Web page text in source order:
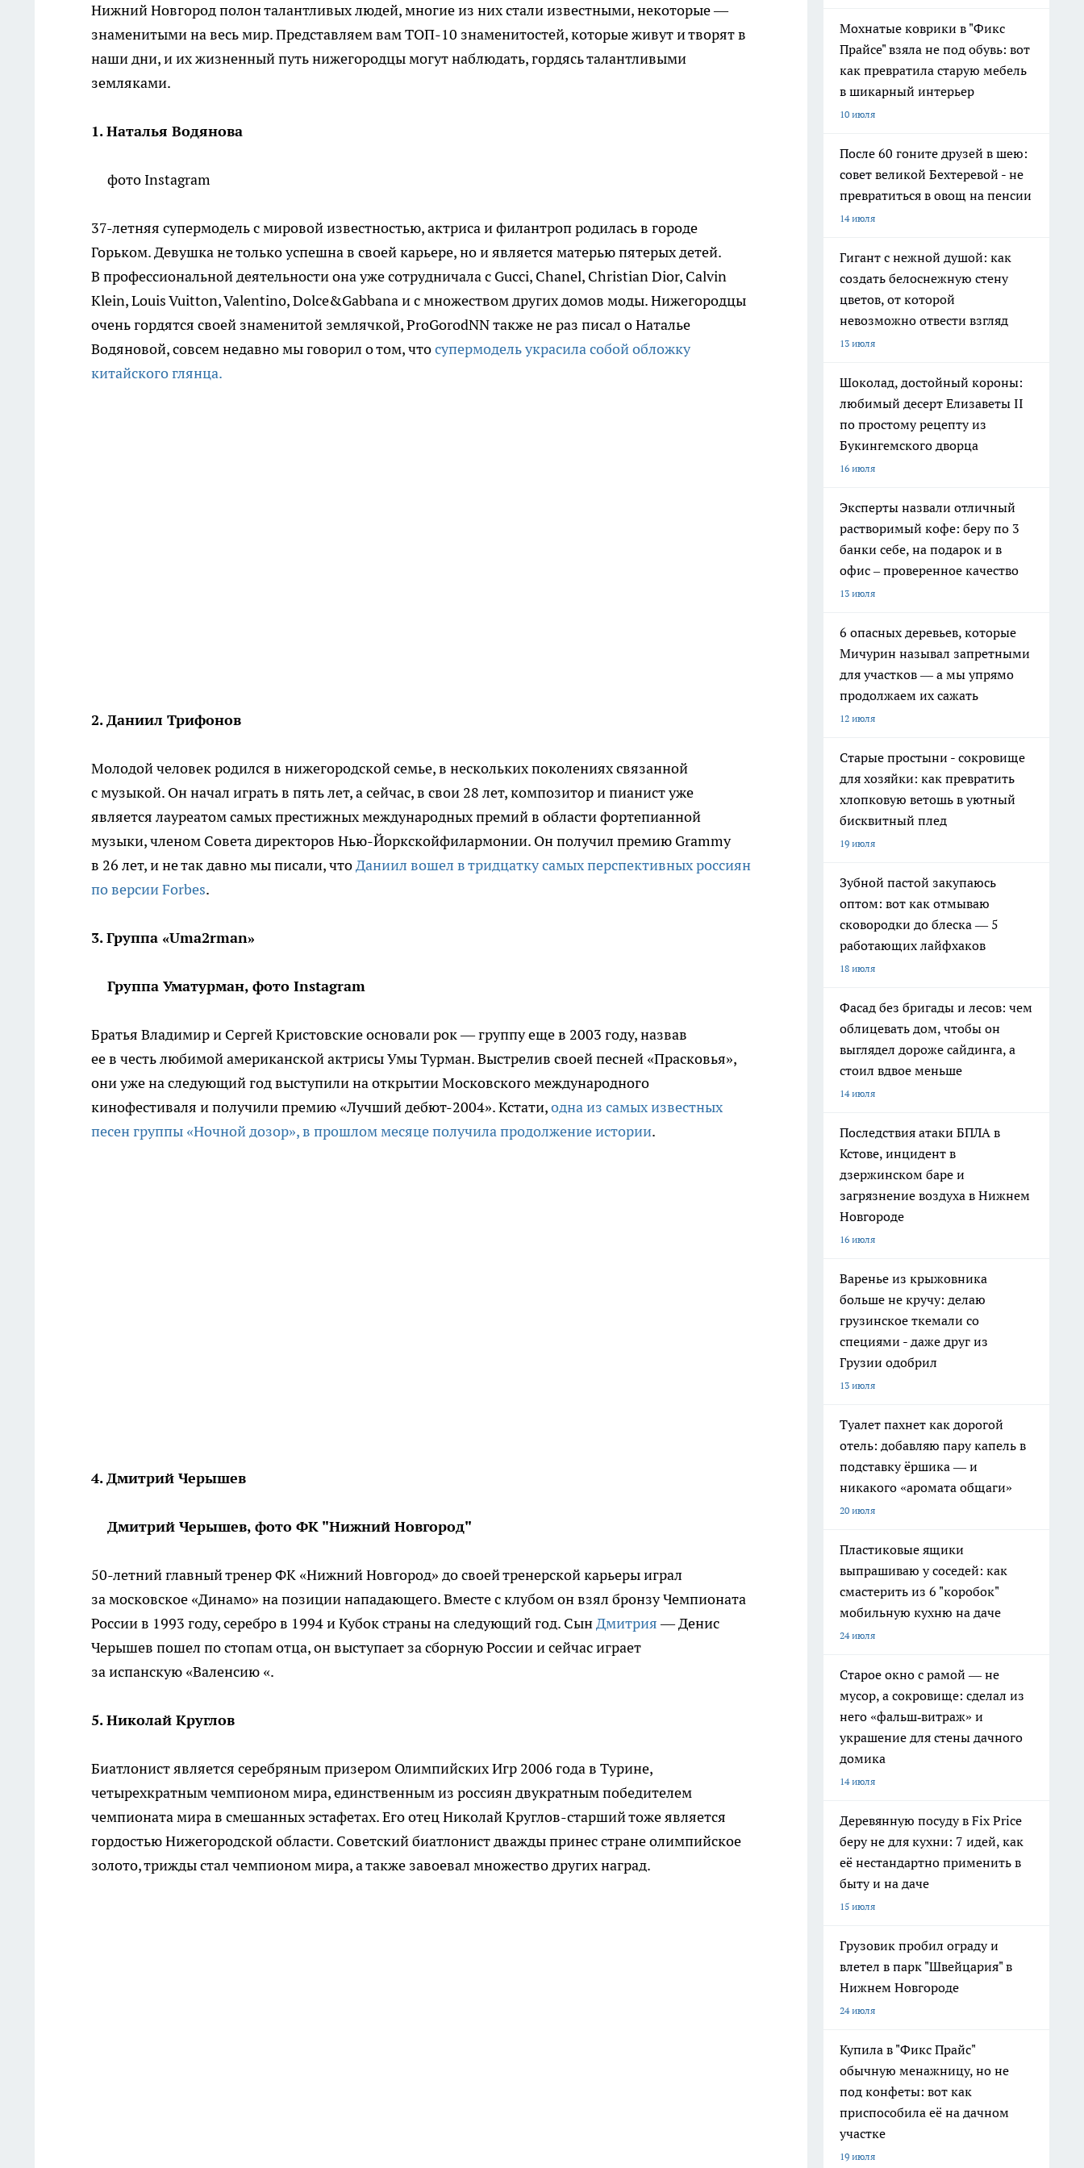
Нижний Новгород полон талантливых людей, многие из них стали известными, некоторые —
знаменитыми на весь мир. Представляем вам ТОП-10 знаменитостей, которые живут и творят в
наши дни, и их жизненный путь нижегородцы могут наблюдать, гордясь талантливыми
земляками.
1. Наталья Водянова
фото Instagram
37-летняя супермодель с мировой известностью, актриса и филантроп родилась в городе
Горьком. Девушка не только успешна в своей карьере, но и является матерью пятерых детей.
В профессиональной деятельности она уже сотрудничала с Gucci, Chanel, Christian Dior, Calvin
Klein, Louis Vuitton, Valentino, Dolce&Gabbana и с множеством других домов моды. Нижегородцы
очень гордятся своей знаменитой землячкой, ProGorodNN также не раз писал о Наталье
Водяновой, совсем недавно мы говорил о том, чтосупермодель украсила собой обложку
китайского глянца.
2. Даниил Трифонов
Молодой человек родился в нижегородской семье, в нескольких поколениях связанной
с музыкой. Он начал играть в пять лет, а сейчас, в свои 28 лет, композитор и пианист уже
является лауреатом самых престижных международных премий в области фортепианной
музыки, членом Совета директоров Нью-Йоркскойфилармонии. Он получил премию Grammy
в 26 лет, и не так давно мы писали, чтоДаниил вошел в тридцатку самых перспективных россиян
по версии Forbes.
3. Группа «Uma2rman»
Группа Уматурман, фото Instagram
Братья Владимир и Сергей Кристовские основали рок — группу еще в 2003 году, назвав
ее в честь любимой американской актрисы Умы Турман. Выстрелив своей песней «Прасковья»,
они уже на следующий год выступили на открытии Московского международного
кинофестиваля и получили премию «Лучший дебют-2004». Кстати,одна из самых известных
песен группы «Ночной дозор», в прошлом месяце получила продолжение истории.
4. Дмитрий Черышев
Дмитрий Черышев, фото ФК "Нижний Новгород"
50-летний главный тренер ФК «Нижний Новгород» до своей тренерской карьеры играл
за московское «Динамо» на позиции нападающего. Вместе с клубом он взял бронзу Чемпионата
России в 1993 году, серебро в 1994 и Кубок страны на следующий год. СынДмитрия— Денис
Черышев пошел по стопам отца, он выступает за сборную России и сейчас играет
за испанскую «Валенсию «.
5. Николай Круглов
Биатлонист является серебряным призером Олимпийских Игр 2006 года в Турине,
четырехкратным чемпионом мира, единственным из россиян двукратным победителем
чемпионата мира в смешанных эстафетах. Его отец Николай Круглов-старший тоже является
гордостью Нижегородской области. Советский биатлонист дважды принес стране олимпийское
золото, трижды стал чемпионом мира, а также завоевал множество других наград.
Мохнатые коврики в "Фикс
Прайсе" взяла не под обувь: вот
как превратила старую мебель
в шикарный интерьер
10 июля
После 60 гоните друзей в шею:
совет великой Бехтеревой - не
превратиться в овощ на пенсии
14 июля
Гигант с нежной душой: как
создать белоснежную стену
цветов, от которой
невозможно отвести взгляд
13 июля
Шоколад, достойный короны:
любимый десерт Елизаветы II
по простому рецепту из
Букингемского дворца
16 июля
Эксперты назвали отличный
растворимый кофе: беру по 3
банки себе, на подарок и в
офис – проверенное качество
13 июля
6 опасных деревьев, которые
Мичурин называл запретными
для участков — а мы упрямо
продолжаем их сажать
12 июля
Старые простыни - сокровище
для хозяйки: как превратить
хлопковую ветошь в уютный
бисквитный плед
19 июля
Зубной пастой закупаюсь
оптом: вот как отмываю
сковородки до блеска — 5
работающих лайфхаков
18 июля
Фасад без бригады и лесов: чем
облицевать дом, чтобы он
выглядел дороже сайдинга, а
стоил вдвое меньше
14 июля
Последствия атаки БПЛА в
Кстове, инцидент в
дзержинском баре и
загрязнение воздуха в Нижнем
Новгороде
16 июля
Варенье из крыжовника
больше не кручу: делаю
грузинское ткемали со
специями - даже друг из
Грузии одобрил
13 июля
Туалет пахнет как дорогой
отель: добавляю пару капель в
подставку ёршика — и
никакого «аромата общаги»
20 июля
Пластиковые ящики
выпрашиваю у соседей: как
смастерить из 6 "коробок"
мобильную кухню на даче
24 июля
Старое окно с рамой — не
мусор, а сокровище: сделал из
него «фальш‑витраж» и
украшение для стены дачного
домика
14 июля
Деревянную посуду в Fix Price
беру не для кухни: 7 идей, как
её нестандартно применить в
быту и на даче
15 июля
Грузовик пробил ограду и
влетел в парк "Швейцария" в
Нижнем Новгороде
24 июля
Купила в "Фикс Прайс"
обычную менажницу, но не
под конфеты: вот как
приспособила её на дачном
участке
19 июля